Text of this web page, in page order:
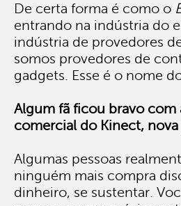
De certa forma é como o
entrando na indústria do
indústria de provedores
somos provedores de
gadgets. Esse é o nome
Algum fã ficou bravo com
comercial do Kinect,
Algumas pessoas
ninguém mais compra
dinheiro, se sustentar.